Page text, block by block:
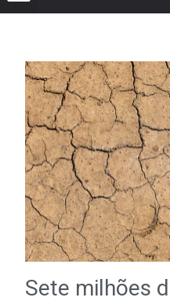
Sete milhões